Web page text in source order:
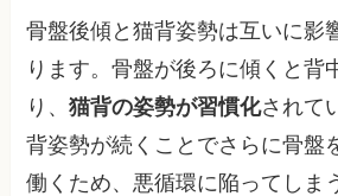
骨盤後傾と猫背姿勢は互いに影
ります。骨盤が後ろに傾くと背
り、猫背の姿勢が習慣化されて
背姿勢が続くことでさらに骨盤
働くため、悪循環に陥ってしま